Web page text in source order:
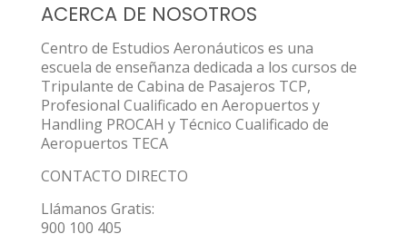
ACERCA DE NOSOTROS
Centro de Estudios Aeronáuticos es una
escuela de enseñanza dedicada a los cursos de
Tripulante de Cabina de Pasajeros TCP,
Profesional Cualificado en Aeropuertos y
Handling PROCAH y Técnico Cualificado de
Aeropuertos TECA
CONTACTO DIRECTO
Llámanos Gratis:
900 100 405